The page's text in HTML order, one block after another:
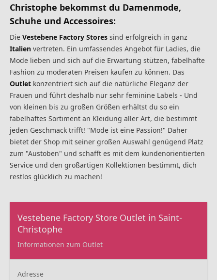
Christophe bekommst du Damenmode,
Schuhe und Accessoires:
Die Vestebene Factory Stores sind erfolgreich in ganz
Italien vertreten. Ein umfassendes Angebot für Ladies, die
Mode lieben und sich auf die Erwartung stützen, fabelhafte
Fashion zu moderaten Preisen kaufen zu können. Das
Outlet konzentriert sich auf die natürliche Eleganz der
Frauen und führt deshalb nur sehr feminine Labels - Und
von kleinen bis zu großen Größen erhältst du so ein
fabelhaftes Sortiment an Kleidung aller Art, die bestimmt
jeden Geschmack trifft! "Mode ist eine Passion!" Daher
bietet der Shop mit seiner großen Auswahl genügend Platz
zum "Austoben" und schafft es mit dem kundenorientierten
Service und den großartigen Kollektionen bestimmt, dich
restlos glücklich zu machen!
Vestebene Factory Store Outlet in Saint-
Christophe
Informationen zum Outlet
Adresse